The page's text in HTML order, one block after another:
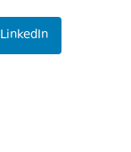
LinkedIn